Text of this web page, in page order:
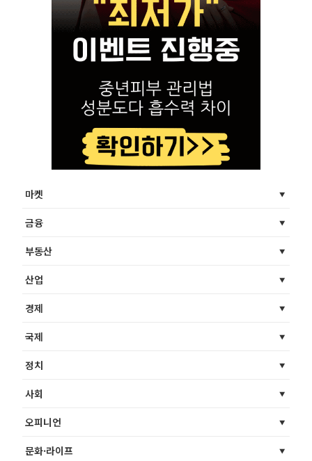
마켓
금융
부동산
산업
경제
국제
정치
사회
오피니언
문화·라이프